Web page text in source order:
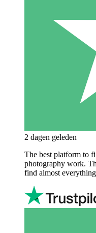
2 dagen geleden
The best platform to
photography work.
find almost